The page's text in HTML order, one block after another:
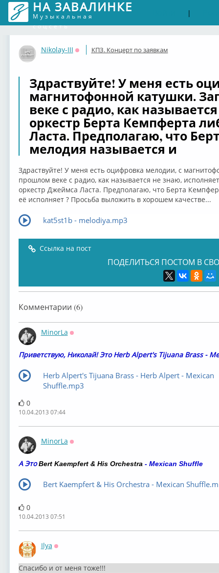
НА ЗАВАЛИНКЕ
Музыкальная
соцсеть
|
Nikolay-III
Оффлайн
КПЗ. Концерт по заявкам
Здраствуйте! У меня есть
магнитофонной катушки.
веке с радио, как
оркестр Берта Кемпферта
Ласта. Предполагаю, что
мелодия называется и
Здраствуйте! У меня есть оцифровка мелодии, с
прошлом веке с радио, как называется не знаю,
оркестр Джеймса Ласта. Предполагаю, что Берта
её исполняет ? Просьба выложить в хорошем качестве...
kat5st1b - melodiya.mp3
Ссылка на пост
ПОДЕЛИТЬСЯ ПОСТОМ В
Комментарии (6)
MinorLa
Приветствую, Николай! Это Herb Alpert's Tijuana Brass -
Herb Alpert's Tijuana Brass - Herb Alpert - Mexican
Shuffle.mp3
0
10.04.2013 07:44
MinorLa
А ЭтоBert Kaempfert & His Orchestra - Mexican Shuffle
Bert Kaempfert & His Orchestra - Mexican
0
10.04.2013 07:51
Ilya
Спасибо и от меня тоже!!!